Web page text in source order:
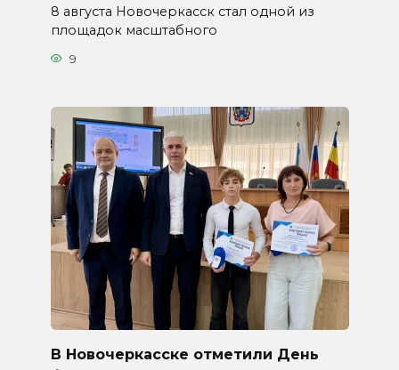
8 августа Новочеркасск стал одной из
площадок масштабного
9
В Новочеркасске отметили День